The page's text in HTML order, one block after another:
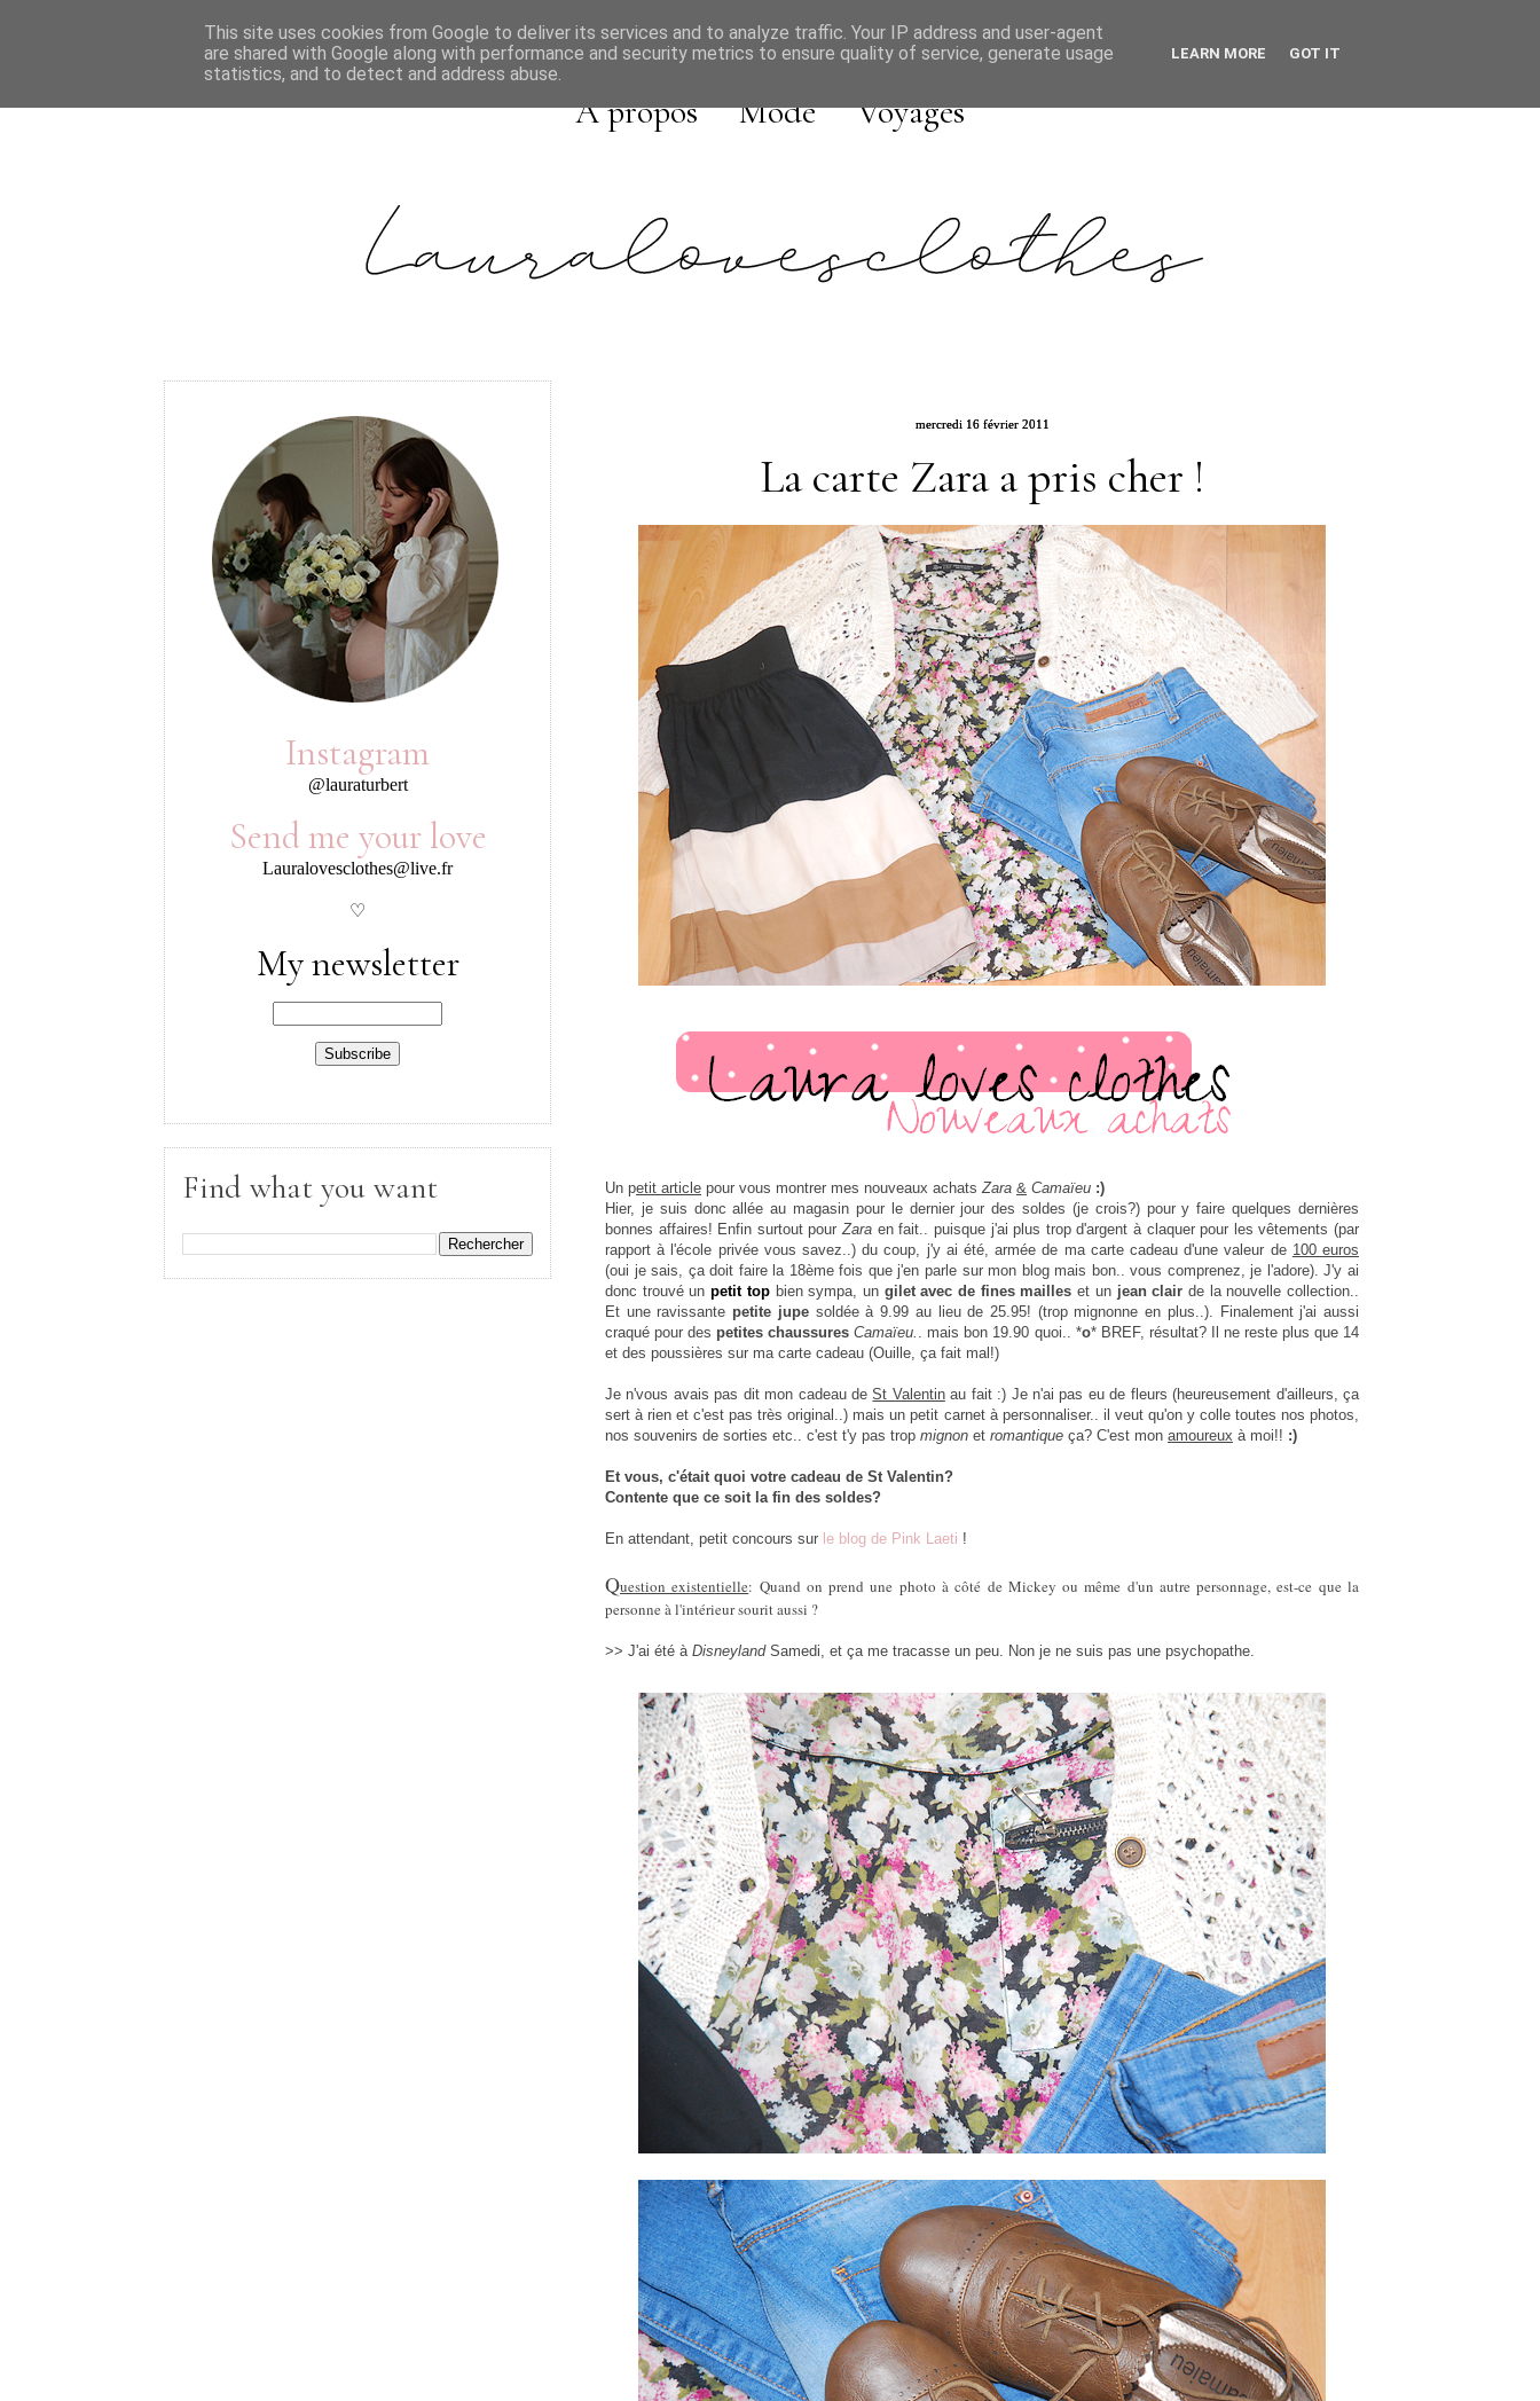
A propos Mode Voyages
mercredi 16 février 2011
La carte Zara a pris cher !
Un petit article pour vous montrer mes nouveaux achatsZara & Camaïeu :)
Hier, je suis donc allée au magasin pour le dernier jour des soldes (je crois?) pour y faire quelques dernières
bonnes affaires! Enfin surtout pourZara en fait.. puisque j'ai plus trop d'argent à claquer pour les vêtements (par
rapport à l'école privée vous savez..) du coup, j'y ai été, armée de ma carte cadeau d'une valeur de 100 euros
(oui je sais, ça doit faire la 18ème fois que j'en parle sur mon blog mais bon.. vous comprenez, je l'adore). J'y ai
donc trouvé unpetit topbien sympa, un gilet avec de fines mailles et un jean clair de la nouvelle collection..
Et une ravissante petite jupesoldée à 9.99 au lieu de 25.95! (trop mignonne en plus..). Finalement j'ai aussi
craqué pour des petites chaussures Camaïeu. . mais bon 19.90 quoi.. *o* BREF, résultat? Il ne reste plus que 14
et des poussières sur ma carte cadeau (Ouille, ça fait mal!)
Je n'vous avais pas dit mon cadeau deSt Valentinau fait :) Je n'ai pas eu de fleurs (heureusement d'ailleurs, ça
sert à rien et c'est pas très original..) mais un petit carnet à personnaliser.. il veut qu'on y colle toutes nos photos,
nos souvenirs de sorties etc.. c'est t'y pas trop mignon et romantique ça? C'est mon amoureux à moi!! :)
Et vous, c'était quoi votre cadeau de St Valentin?
Contente que ce soit la fin des soldes?
En attendant, petit concours sur le blog de Pink Laeti !
Question existentielle: Quand on prend une photo à côté de Mickey ou même d'un autre personnage, est-ce que la
personne à l'intérieur sourit aussi ?
>> J'ai été à DisneylandSamedi, et ça me tracasse un peu. Non je ne suis pas une psychopathe.
Instagram
@lauraturbert
Send me your love
Lauralovesclothes@live.fr
♡
My newsletter
Find what you want
This site uses cookies from Google to deliver its services and to analyze traffic. Your IP address and user-agent
are shared with Google along with performance and security metrics to ensure quality of service, generate usage
statistics, and to detect and address abuse.
LEARN MORE GOT IT